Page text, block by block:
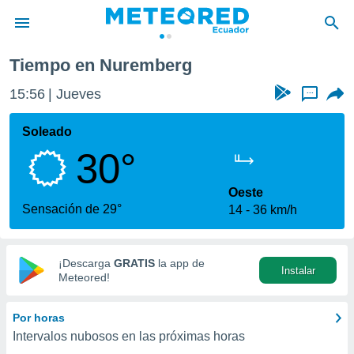
de
ha
calidad.
a este
las
y
digital
basada
Tiempo en Nuremberg
15:56 Jueves ...
Soleado
30°
Sensación de 29°
Oeste
14
36 km/h
¡Descarga GRATIS la app de
Meteored!
Instalar
Por horas
Intervalos nubosos en las próximas horas